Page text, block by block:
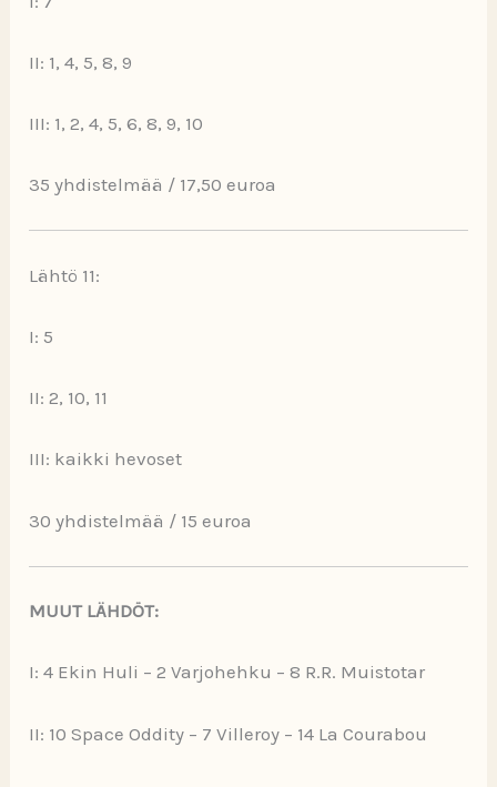
II: 1, 4, 5, 8, 9
III: 1, 2, 4, 5, 6, 8, 9, 10
35 yhdistelmää / 17,50 euroa
Lähtö 11:
I: 5
II: 2, 10, 11
III: kaikki hevoset
30 yhdistelmää / 15 euroa
MUUT LÄHDÖT:
I: 4 Ekin Huli – 2 Varjohehku – 8 R.R. Muistotar
II: 10 Space Oddity – 7 Villeroy – 14 La Courabou